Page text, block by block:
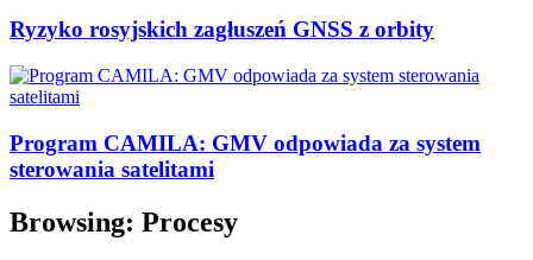
Ryzyko rosyjskich zagłuszeń GNSS z orbity
Program CAMILA: GMV odpowiada za system
sterowania satelitami
Browsing: Procesy